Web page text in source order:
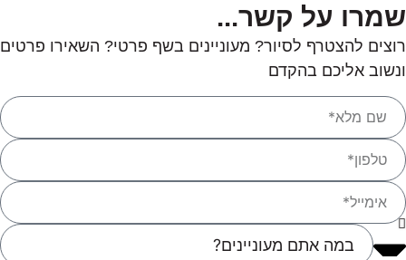
שמרו על קשר...
רוצים להצטרף לסיור? מעוניינים בשף פרטי? השאירו פרטים
ונשוב אליכם בהקדם